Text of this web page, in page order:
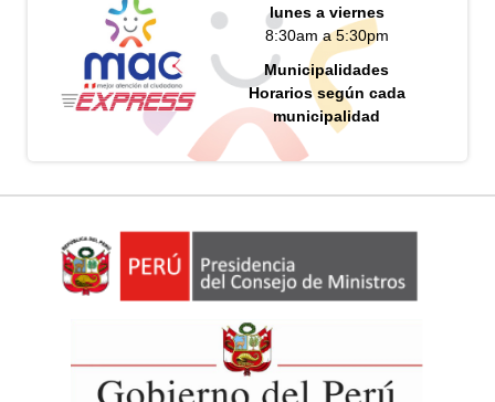
lunes a viernes
8:30am a 5:30pm
Municipalidades
Horarios según cada
municipalidad